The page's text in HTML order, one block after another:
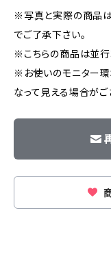
※写真と実際の商品
でご了承下さい。
※こちらの商品は並行
※お使いのモニター環
なって見える場合がご